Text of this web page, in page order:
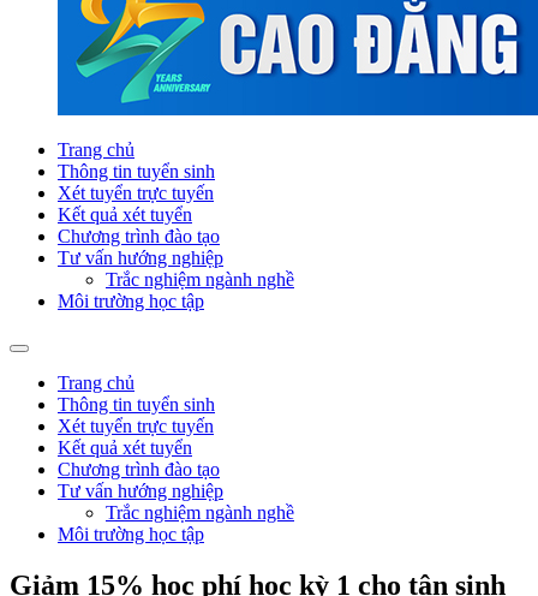
Trang chủ
Thông tin tuyển sinh
Xét tuyển trực tuyến
Kết quả xét tuyển
Chương trình đào tạo
Tư vấn hướng nghiệp
Trắc nghiệm ngành nghề
Môi trường học tập
Trang chủ
Thông tin tuyển sinh
Xét tuyển trực tuyến
Kết quả xét tuyển
Chương trình đào tạo
Tư vấn hướng nghiệp
Trắc nghiệm ngành nghề
Môi trường học tập
Giảm 15% học phí học kỳ 1 cho tân sinh